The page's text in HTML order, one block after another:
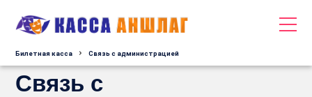
Билетная касса Связь с администрацией
Связь с